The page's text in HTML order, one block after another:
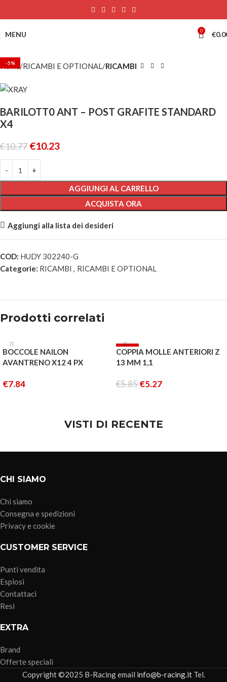
MENU 0 €
-5%
Home RICAMBI E OPTIONAL RICAMBI
BARILOTT0 ANT – POST GRAFITE STANDARD
X4
€10.77 €10.23
AGGIUNGI AL CARRELLO
ACQUISTA ORA
Aggiungi alla lista dei desideri
COD: HUDY 302240-G
Categorie: RICAMBI , RICAMBI E OPTIONAL
Prodotti correlati
BOCCOLE NAILON
AVANTRENO X12 4 PX
€7.84
-10%
COPPIA MOLLE ANTERIORI Z
13 MM 1,1
€5.85€5.27
VISTI DI RECENTE
CHI SIAMO
Chi siamo
Consegna e spedizioni
Privacy e cookie
CUSTOMER SERVICE
Punti vendita
Esplosi
Contattaci
Resi
EXTRA
Brand
Offerte speciali
Copyright ©2025 B-Racing email info@b-racing.itTel.